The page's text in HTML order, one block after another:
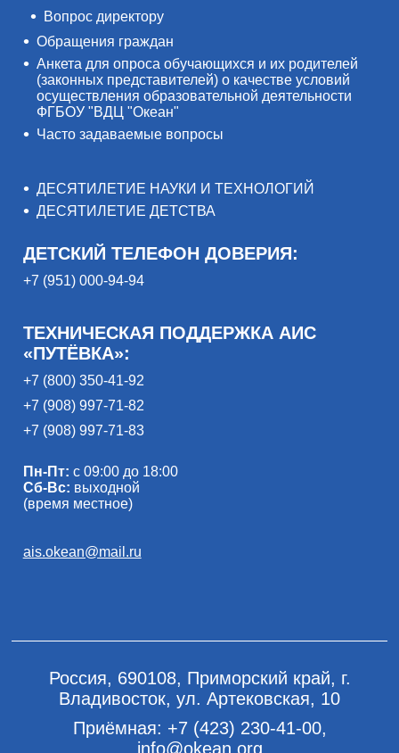
Вопрос директору
Обращения граждан
Анкета для опроса обучающихся и их родителей
(законных представителей) о качестве условий
осуществления образовательной деятельности
ФГБОУ "ВДЦ "Океан"
Часто задаваемые вопросы
ДЕСЯТИЛЕТИЕ НАУКИ И ТЕХНОЛОГИЙ
ДЕСЯТИЛЕТИЕ ДЕТСТВА
ДЕТСКИЙ ТЕЛЕФОН ДОВЕРИЯ:
+7 (951) 000-94-94
ТЕХНИЧЕСКАЯ ПОДДЕРЖКА АИС
«ПУТЁВКА»:
+7 (800) 350-41-92
+7 (908) 997-71-82
+7 (908) 997-71-83
Пн-Пт: с 09:00 до 18:00
Сб-Вс: выходной
(время местное)
ais.okean@mail.ru
Россия, 690108, Приморский край, г.
Владивосток, ул. Артековская, 10
Приёмная: +7 (423) 230-41-00,
info@okean.org